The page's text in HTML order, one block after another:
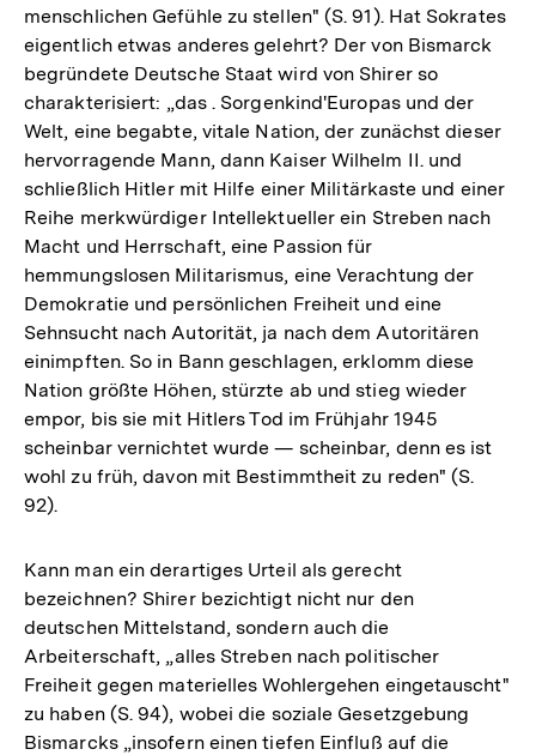
menschlichen Gefühle zu stellen" (S. 91). Hat Sokrates
eigentlich etwas anderes gelehrt? Der von Bismarck
begründete Deutsche Staat wird von Shirer so
charakterisiert: „das . Sorgenkind'Europas und der
Welt, eine begabte, vitale Nation, der zunächst dieser
hervorragende Mann, dann Kaiser Wilhelm II. und
schließlich Hitler mit Hilfe einer Militärkaste und einer
Reihe merkwürdiger Intellektueller ein Streben nach
Macht und Herrschaft, eine Passion für
hemmungslosen Militarismus, eine Verachtung der
Demokratie und persönlichen Freiheit und eine
Sehnsucht nach Autorität, ja nach dem Autoritären
einimpften. So in Bann geschlagen, erklomm diese
Nation größte Höhen, stürzte ab und stieg wieder
empor, bis sie mit Hitlers Tod im Frühjahr 1945
scheinbar vernichtet wurde — scheinbar, denn es ist
wohl zu früh, davon mit Bestimmtheit zu reden" (S.
92).
Kann man ein derartiges Urteil als gerecht
bezeichnen? Shirer bezichtigt nicht nur den
deutschen Mittelstand, sondern auch die
Arbeiterschaft, „alles Streben nach politischer
Freiheit gegen materielles Wohlergehen eingetauscht"
zu haben (S. 94), wobei die soziale Gesetzgebung
Bismarcks „insofern einen tiefen Einfluß auf die